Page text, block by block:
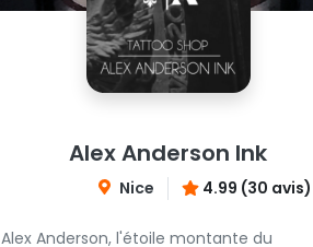
Alex Anderson Ink
Nice 4.99 (30 avis)
Alex Anderson, l'étoile montante du